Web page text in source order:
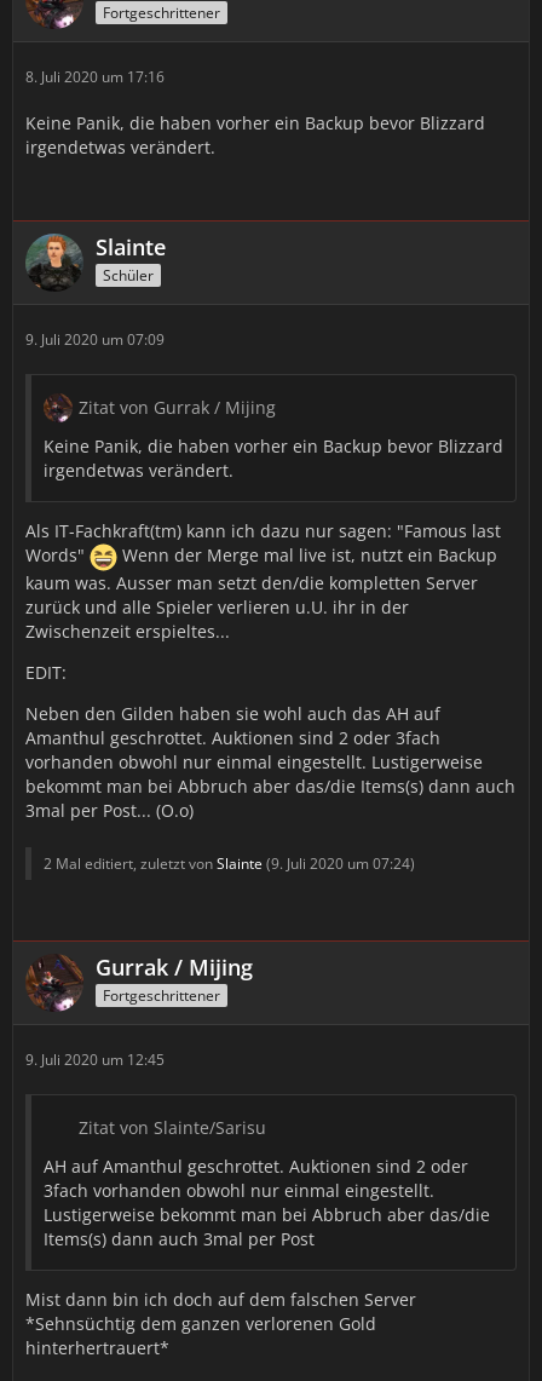
Fortgeschrittener
8. Juli 2020 um 17:16
Keine Panik, die haben vorher ein Backup bevor Blizzard
irgendetwas verändert.
Slainte
Schüler
9. Juli 2020 um 07:09
Zitat von Gurrak / Mijing
Keine Panik, die haben vorher ein Backup bevor Blizzard
irgendetwas verändert.
Als IT-Fachkraft(tm) kann ich dazu nur sagen: "Famous last
Words"
Wenn der Merge mal live ist, nutzt ein Backup
kaum was. Ausser man setzt den/die kompletten Server
zurück und alle Spieler verlieren u.U. ihr in der
Zwischenzeit erspieltes...
EDIT:
Neben den Gilden haben sie wohl auch das AH auf
Amanthul geschrottet. Auktionen sind 2 oder 3fach
vorhanden obwohl nur einmal eingestellt. Lustigerweise
bekommt man bei Abbruch aber das/die Items(s) dann auch
3mal per Post... (O.o)
2 Mal editiert, zuletzt vonSlainte (9. Juli 2020 um 07:24)
Gurrak / Mijing
Fortgeschrittener
9. Juli 2020 um 12:45
Zitat von Slainte/Sarisu
AH auf Amanthul geschrottet. Auktionen sind 2 oder
3fach vorhanden obwohl nur einmal eingestellt.
Lustigerweise bekommt man bei Abbruch aber das/die
Items(s) dann auch 3mal per Post
Mist dann bin ich doch auf dem falschen Server
*Sehnsüchtig dem ganzen verlorenen Gold
hinterhertrauert*